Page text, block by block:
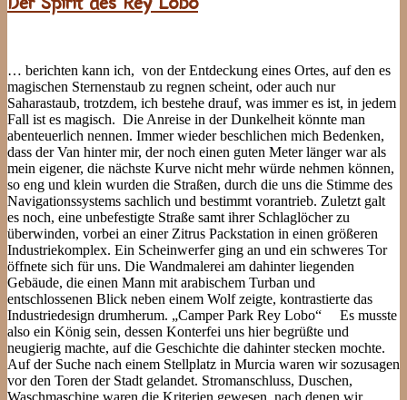
… berichten kann ich, von der Entdeckung eines Ortes, auf den es
magischen Sternenstaub zu regnen scheint, oder auch nur
Saharastaub, trotzdem, ich bestehe drauf, was immer es ist, in jedem
Fall ist es magisch. Die Anreise in der Dunkelheit könnte man
abenteuerlich nennen. Immer wieder beschlichen mich Bedenken,
dass der Van hinter mir, der noch einen guten Meter länger war als
mein eigener, die nächste Kurve nicht mehr würde nehmen können,
so eng und klein wurden die Straßen, durch die uns die Stimme des
Navigationssystems sachlich und bestimmt vorantrieb. Zuletzt galt
es noch, eine unbefestigte Straße samt ihrer Schlaglöcher zu
überwinden, vorbei an einer Zitrus Packstation in einen größeren
Industriekomplex. Ein Scheinwerfer ging an und ein schweres Tor
öffnete sich für uns. Die Wandmalerei am dahinter liegenden
Gebäude, die einen Mann mit arabischem Turban und
entschlossenen Blick neben einem Wolf zeigte, kontrastierte das
Industriedesign drumherum. „Camper Park Rey Lobo“ Es musste
also ein König sein, dessen Konterfei uns hier begrüßte und
neugierig machte, auf die Geschichte die dahinter stecken mochte.
Auf der Suche nach einem Stellplatz in Murcia waren wir sozusagen
vor den Toren der Stadt gelandet. Stromanschluss, Duschen,